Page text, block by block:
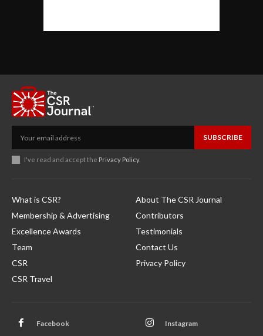
SUBSCRIBE
I've read and accept the Privacy Policy.
What is CSR?
Membership & Advertising
Excellence Awards
Team
CSR
CSR Travel
About The CSR Journal
Contributors
Testimonials
Contact Us
Privacy Policy
Facebook Instagram